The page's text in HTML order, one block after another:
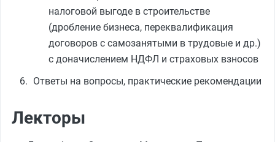
налоговой выгоде в строительстве
(дробление бизнеса, переквалификация
договоров с самозанятыми в трудовые и др.)
с доначислением НДФЛ и страховых взносов
Ответы на вопросы, практические рекомендации
Лекторы